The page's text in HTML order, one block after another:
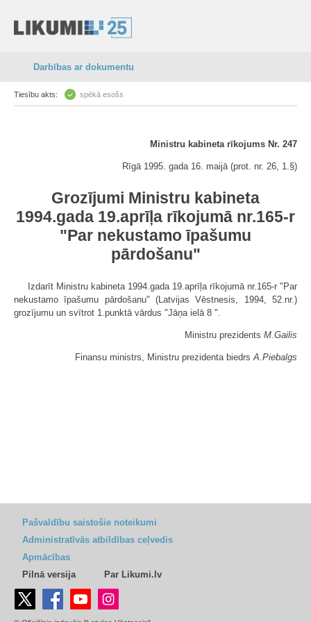
Darbības ar dokumentu
Tiesību akts: spēkā esošs
Ministru kabineta rīkojums Nr. 247
Rīgā 1995. gada 16. maijā (prot. nr. 26, 1.§)
Grozījumi Ministru kabineta
1994.gada 19.aprīļa rīkojumā nr.165-r
"Par nekustamo īpašumu
pārdošanu"
Izdarīt Ministru kabineta 1994.gada 19.aprīļa rīkojumā nr.165-r "Par
nekustamo īpašumu pārdošanu" (Latvijas Vēstnesis, 1994, 52.nr.)
grozījumu un svītrot 1.punktā vārdus "Jāņa ielā 8 ".
Ministru prezidents M.Gailis
Finansu ministrs, Ministru prezidenta biedrsA.Piebalgs
Pašvaldību saistošie noteikumi
Administratīvās atbildības ceļvedis
Apmācības
Pilnā versija
Par Likumi.lv